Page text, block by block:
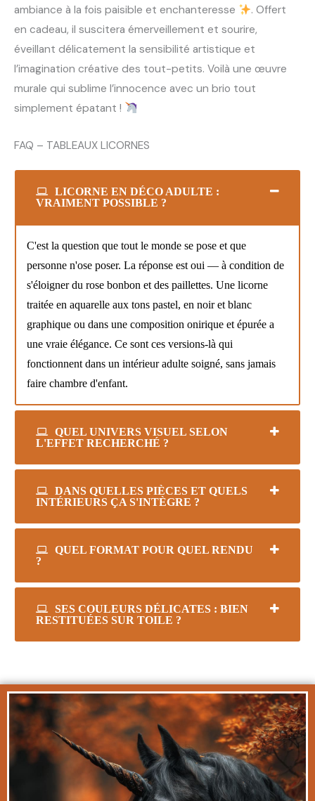
ambiance à la fois paisible et enchanteresse
. Offert
en cadeau, il suscitera émerveillement et sourire,
éveillant délicatement la sensibilité artistique et
l’imagination créative des tout-petits. Voilà une œuvre
murale qui sublime l’innocence avec un brio tout
simplement épatant !
FAQ – TABLEAUX LICORNES
LICORNE EN DÉCO ADULTE :
VRAIMENT POSSIBLE ?
C'est la question que tout le monde se pose et que
personne n'ose poser. La réponse est oui — à condition de
s'éloigner du rose bonbon et des paillettes. Une licorne
traitée en aquarelle aux tons pastel, en noir et blanc
graphique ou dans une composition onirique et épurée a
une vraie élégance. Ce sont ces versions-là qui
fonctionnent dans un intérieur adulte soigné, sans jamais
faire chambre d'enfant.
QUEL UNIVERS VISUEL SELON
L'EFFET RECHERCHÉ ?
DANS QUELLES PIÈCES ET QUELS
INTÉRIEURS ÇA S'INTÈGRE ?
QUEL FORMAT POUR QUEL RENDU
?
SES COULEURS DÉLICATES : BIEN
RESTITUÉES SUR TOILE ?